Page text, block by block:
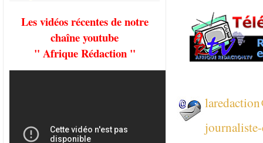
Les vidéos récentes de notre
chaîne youtube
" Afrique Rédaction "